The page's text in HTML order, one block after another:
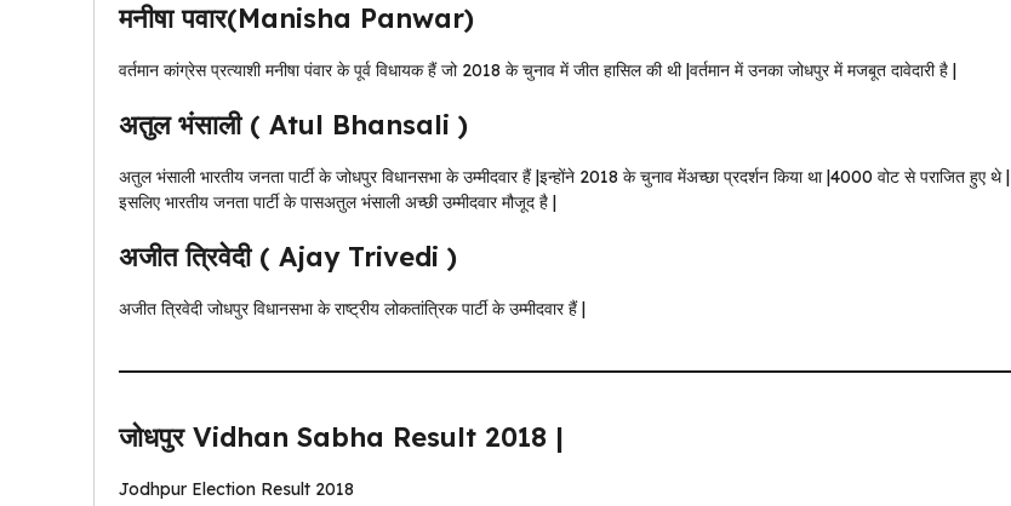
मनीषा पवार(Manisha Panwar)
वर्तमान कांग्रेस प्रत्याशी मनीषा पंवार के पूर्व विधायक हैं जो 2018 के चुनाव में जीत हासिल की थी |वर्तमान में उनका जोधपुर में मजबूत दावेदारी है |
अतुल भंसाली ( Atul Bhansali )
अतुल भंसाली भारतीय जनता पार्टी के जोधपुर विधानसभा के उम्मीदवार हैं |इन्होंने 2018 के चुनाव मेंअच्छा प्रदर्शन किया था |4000 वोट से पराजित हुए थे |
इसलिए भारतीय जनता पार्टी के पासअतुल भंसाली अच्छी उम्मीदवार मौजूद है |
अजीत त्रिवेदी ( Ajay Trivedi )
अजीत त्रिवेदी जोधपुर विधानसभा के राष्ट्रीय लोकतांत्रिक पार्टी के उम्मीदवार हैं |
जोधपुर Vidhan Sabha Result 2018 |
Jodhpur Election Result 2018